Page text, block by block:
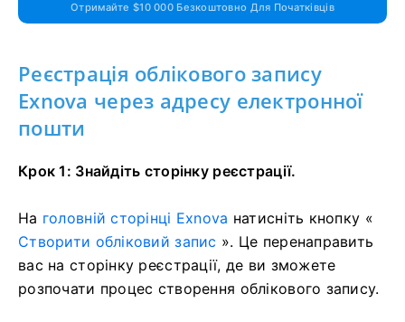
Отримайте $10 000 Безкоштовно Для Початківців
Реєстрація облікового запису
Exnova через адресу електронної
пошти
Крок 1: Знайдіть сторінку реєстрації.
На головній сторінці Exnova натисніть кнопку «
Створити обліковий запис ». Це перенаправить
вас на сторінку реєстрації, де ви зможете
розпочати процес створення облікового запису.